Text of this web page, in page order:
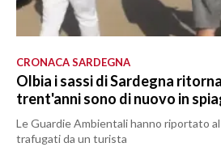
CRONACA SARDEGNA
Olbia i sassi di Sardegna
trent'anni sono di nuovo in
Le Guardie Ambientali hanno riportato
trafugati da un turista